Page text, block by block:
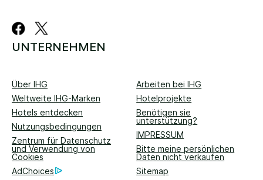
UNTERNEHMEN
Über IHG
Arbeiten bei IHG
Weltweite IHG-Marken
Hotelprojekte
Hotels entdecken
Benötigen sie
unterstützung?
Nutzungsbedingungen
IMPRESSUM
Zentrum für Datenschutz
und Verwendung von
Cookies
Bitte meine persönlichen
Daten nicht verkaufen
AdChoices
Sitemap